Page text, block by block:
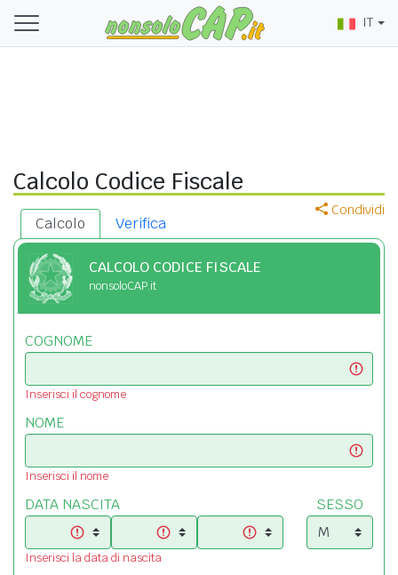
IT
Calcolo Codice Fiscale
Condividi
Calcolo Verifica
CALCOLO CODICE FISCALE
nonsoloCAP.it
COGNOME
Inserisci il cognome
NOME
Inserisci il nome
DATA NASCITA
Inserisci la data di nascita
SESSO